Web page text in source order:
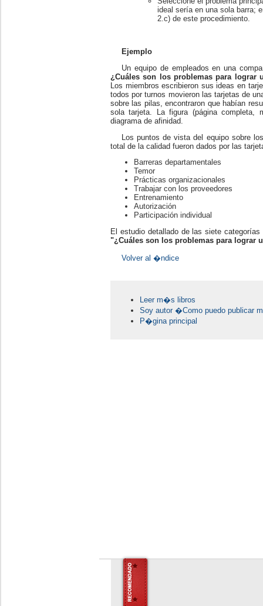
ideal sería en una sola barra;
2.c) de este procedimiento.
Ejemplo
Un equipo de empleados en una
¿Cuáles son los problemas para lograr
Los miembros escribieron sus ideas en
todos por turnos movieron las tarjetas de
sobre las pilas, encontraron que habían
sola tarjeta. La figura (página completa,
diagrama de afinidad.
Los puntos de vista del equipo sobre
total de la calidad fueron dados por las
Barreras departamentales
Temor
Prácticas organizacionales
Trabajar con los proveedores
Entrenamiento
Autorización
Participación individual
El estudio detallado de las siete
"¿Cuáles son los problemas para lograr
Volver al �ndice
Leer m�s libros
Soy autor �Como puedo publicar
P�gina principal